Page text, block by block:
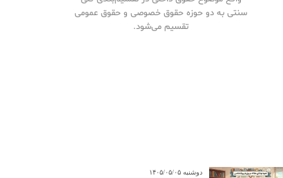
سنتی به دو حوزه حقوق خصوصی و حقوق‌ عمومی
تقسیم می‌شود.
دوشنبه ۱۴۰۵/۰۵/۰۵